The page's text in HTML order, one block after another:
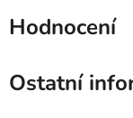
Hodnocení
Ostatní